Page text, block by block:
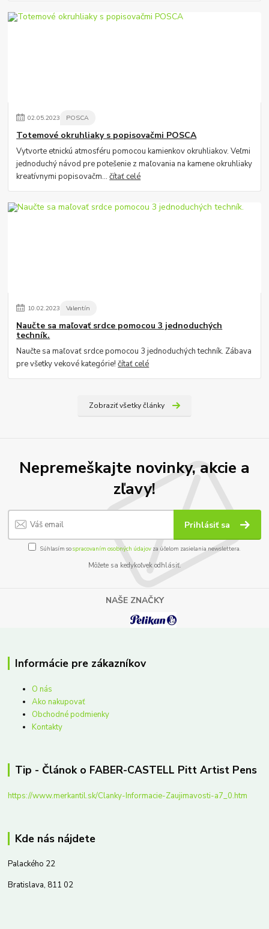
02.05.2023 POSCA
Totemové okruhliaky s popisovačmi POSCA
Vytvorte etnickú atmosféru pomocou kamienkov okruhliakov. Veľmi
jednoduchý návod pre potešenie z maľovania na kamene okruhliaky
kreatívnymi popisovačm...čítať celé
10.02.2023 Valentín
Naučte sa maľovať srdce pomocou 3 jednoduchých
techník.
Naučte sa maľovať srdce pomocou 3 jednoduchých techník. Zábava
pre všetky vekové kategórie!čítať celé
Zobraziť všetky články
Nepremeškajte novinky, akcie a
zľavy!
Prihlásiť sa
Súhlasím sospracovaním osobných údajov za účelom zasielania newslettera.
Môžete sa kedykoľvek odhlásiť.
NAŠE ZNAČKY
Informácie pre zákazníkov
O nás
Ako nakupovať
Obchodné podmienky
Kontakty
Tip - Článok o FABER-CASTELL Pitt Artist Pens
https://www.merkantil.sk/Clanky-Informacie-Zaujimavosti-a7_0.htm
Kde nás nájdete
Palackého 22
Bratislava, 811 02